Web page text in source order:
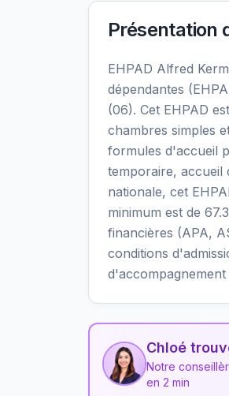
Présentation
EHPAD Alfred
dépendantes
(06). Cet EHPAD
chambres simples
formules d'accueil
temporaire, accueil
nationale, cet
minimum est de
financières (APA,
conditions
d'accompagnement
Chloé
Notre
en 2 min